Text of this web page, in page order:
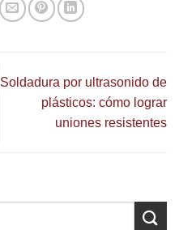
Soldadura por ultrasonido de
plásticos: cómo lograr
uniones resistentes